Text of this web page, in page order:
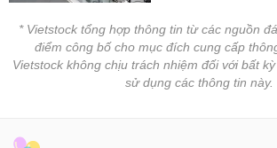
* Vietstock tổng hợp thông tin từ các nguồn
điểm công bố cho mục đích cung cấp
Vietstock không chịu trách nhiệm đối với bất
sử dụng các thông tin này.